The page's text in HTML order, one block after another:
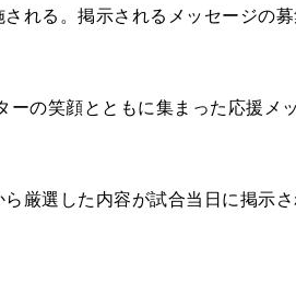
れる。掲示されるメッセージの
の笑顔とともに集まった応援メッ
厳選した内容が試合当日に掲示